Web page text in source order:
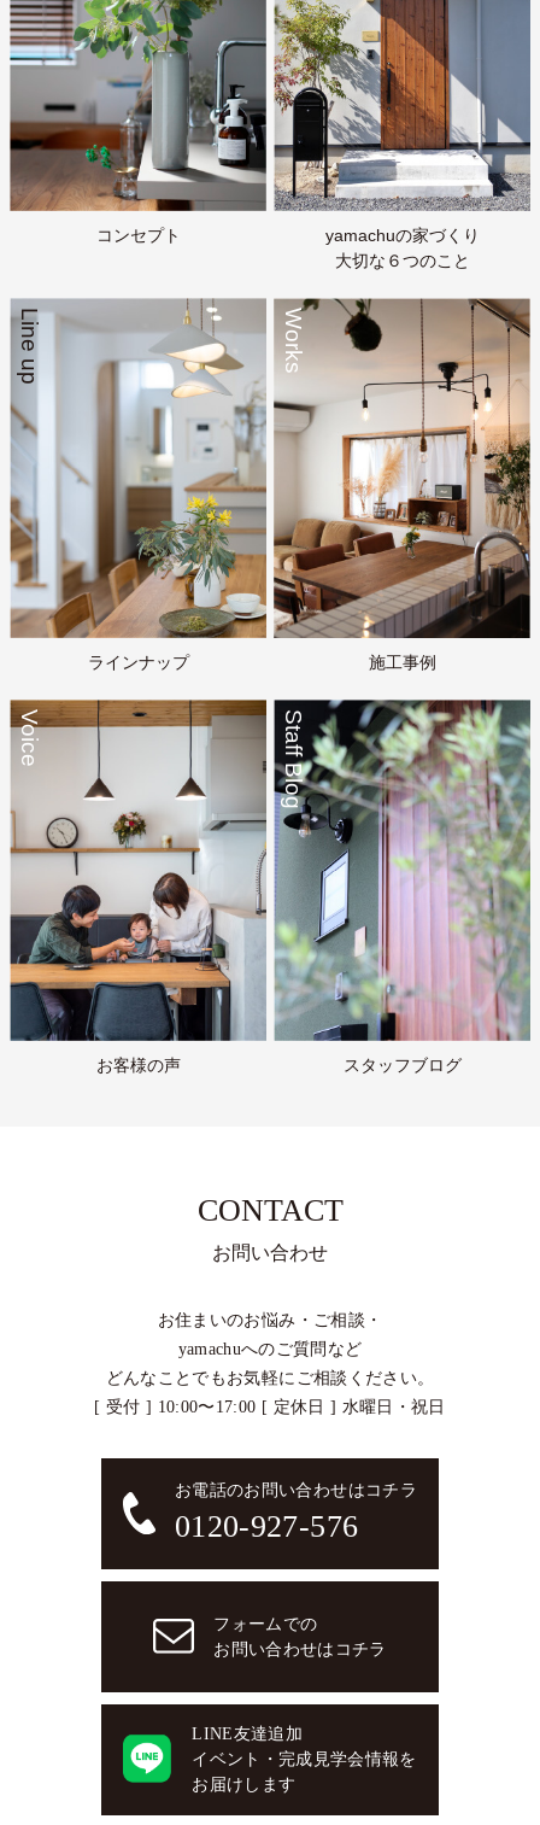
コンセプト
yamachuの家づくり
大切な６つのこと
Line up
ラインナップ
Works
施工事例
Voice
お客様の声
Staff Blog
スタッフブログ
CONTACT
お問い合わせ
お住まいのお悩み・ご相談・
yamachuへのご質問など
どんなことでもお気軽にご相談ください。
[ 受付 ] 10:00〜17:00 [ 定休日 ] 水曜日・祝日
お電話のお問い合わせはコチラ
0120-927-576
フォームでの
お問い合わせはコチラ
LINE友達追加
イベント・完成見学会情報を
お届けします